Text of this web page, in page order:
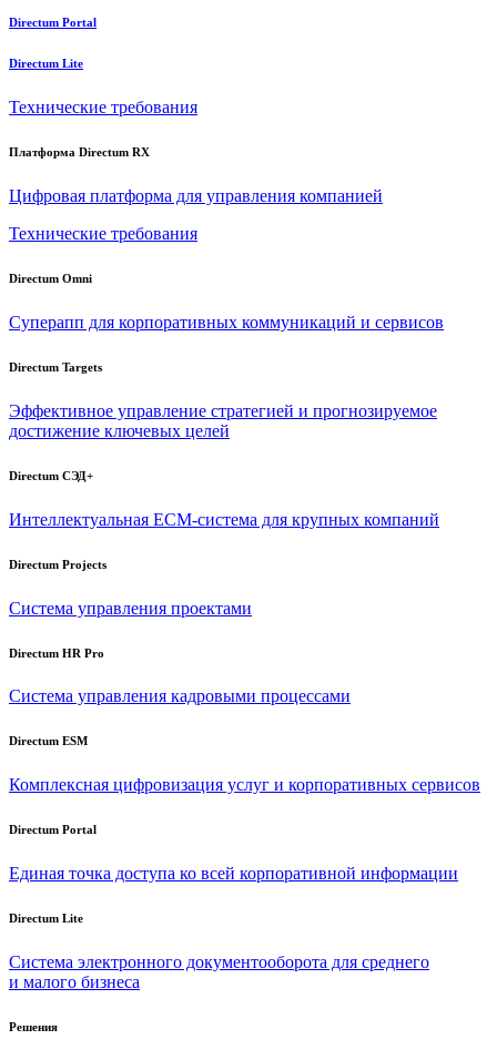
Directum Portal
Directum Lite
Технические требования
Платформа Directum RX
Цифровая платформа для управления компанией
Технические требования
Directum Omni
Суперапп для корпоративных коммуникаций и сервисов
Directum Targets
Эффективное управление стратегией и прогнозируемое
достижение ключевых целей
Directum СЭД+
Интеллектуальная ECM-система для крупных компаний
Directum Projects
Система управления проектами
Directum HR Pro
Система управления кадровыми процессами
Directum ESM
Комплексная цифровизация услуг и корпоративных сервисов
Directum Portal
Единая точка доступа ко всей корпоративной информации
Directum Lite
Система электронного документооборота для среднего
и малого бизнеса
Решения